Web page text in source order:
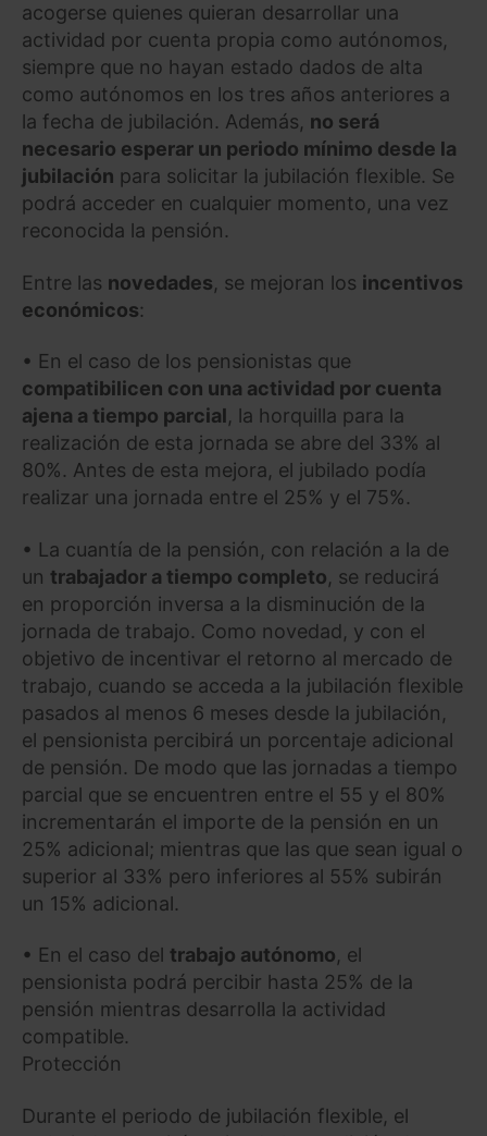
acogerse quienes quieran desarrollar una
actividad por cuenta propia como autónomos,
siempre que no hayan estado dados de alta
como autónomos en los tres años anteriores a
la fecha de jubilación. Además, no será
necesario esperar un periodo mínimo desde la
jubilación para solicitar la jubilación flexible. Se
podrá acceder en cualquier momento, una vez
reconocida la pensión.
Entre las novedades, se mejoran los incentivos
económicos:
• En el caso de los pensionistas que
compatibilicen con una actividad por cuenta
ajena a tiempo parcial, la horquilla para la
realización de esta jornada se abre del 33% al
80%. Antes de esta mejora, el jubilado podía
realizar una jornada entre el 25% y el 75%.
• La cuantía de la pensión, con relación a la de
un trabajador a tiempo completo, se reducirá
en proporción inversa a la disminución de la
jornada de trabajo. Como novedad, y con el
objetivo de incentivar el retorno al mercado de
trabajo, cuando se acceda a la jubilación flexible
pasados al menos 6 meses desde la jubilación,
el pensionista percibirá un porcentaje adicional
de pensión. De modo que las jornadas a tiempo
parcial que se encuentren entre el 55 y el 80%
incrementarán el importe de la pensión en un
25% adicional; mientras que las que sean igual o
superior al 33% pero inferiores al 55% subirán
un 15% adicional.
• En el caso del trabajo autónomo, el
pensionista podrá percibir hasta 25% de la
pensión mientras desarrolla la actividad
compatible.
Protección
Durante el periodo de jubilación flexible, el